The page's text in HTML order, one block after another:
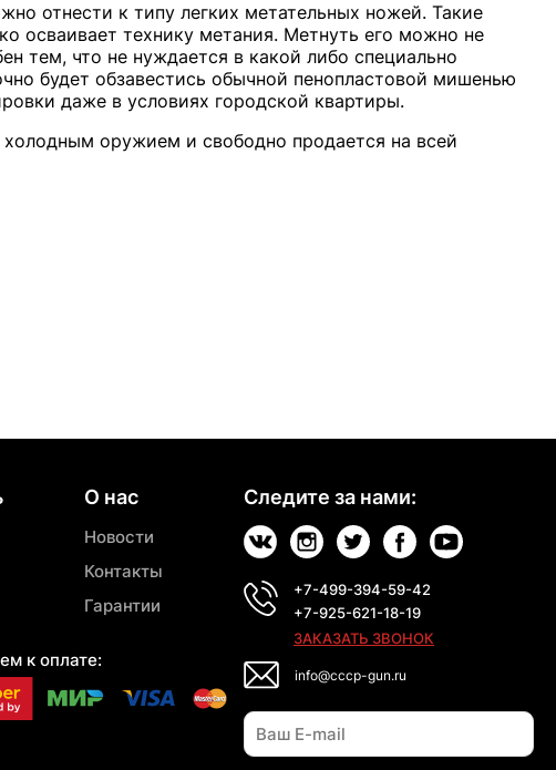
отнести к типу легких метательных ножей. Такие
осваивает технику метания. Метнуть его можно не
тем, что не нуждается в какой либо специально
будет обзавестись обычной пенопластовой мишенью
даже в условиях городской квартиры.
оружием и свободно продается на всей
к оплате:
О нас
Новости
Контакты
Гарантии
Следите за нами:
+7-499-394-59-42
+7-925-621-18-19
ЗАКАЗАТЬ ЗВОНОК
info@cccp-gun.ru